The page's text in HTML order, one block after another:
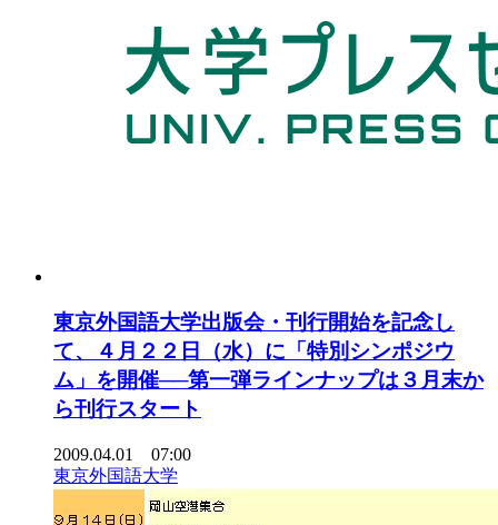
東京外国語大学出版会・刊行開始を記念し
て、４月２２日（水）に「特別シンポジウ
ム」を開催──第一弾ラインナップは３月末か
ら刊行スタート
2009.04.01 07:00
東京外国語大学